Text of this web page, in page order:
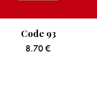
Code 93
8.70 €